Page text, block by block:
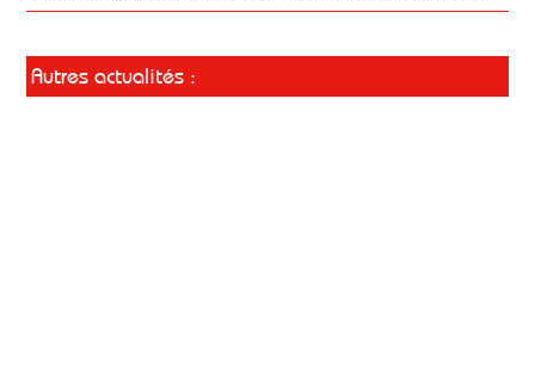
Autres actualités :